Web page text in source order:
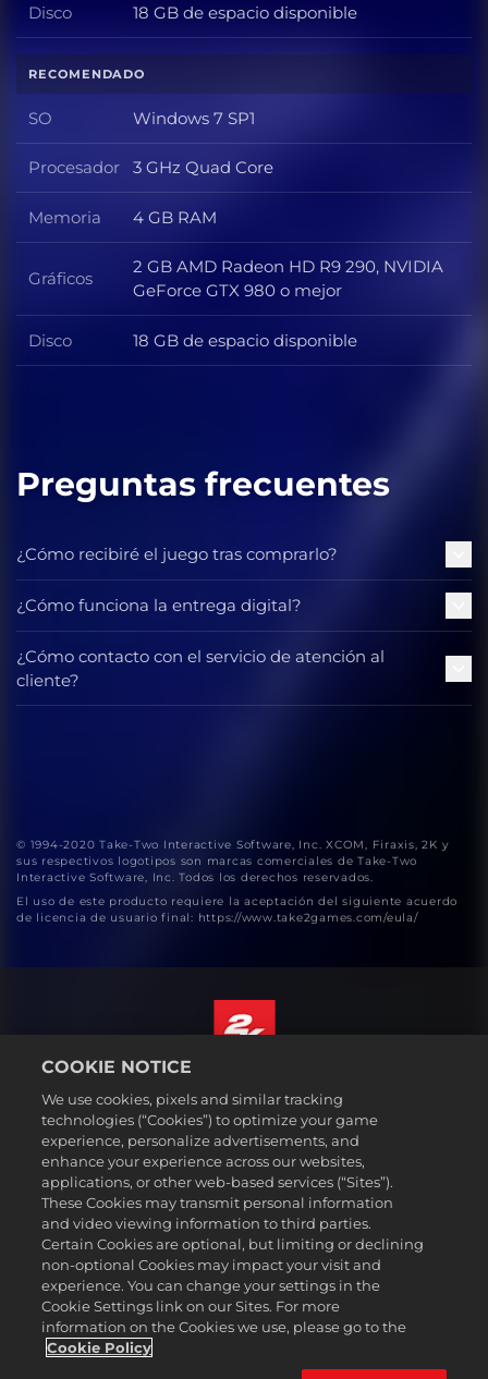
Disco Disco
18 GB de espacio disponible
RECOMENDADO
SO SO
Windows 7 SP1
Procesador Procesador
3 GHz Quad Core
Memoria Memoria
4 GB RAM
Gráficos Gráficos
2 GB AMD Radeon HD R9 290, NVIDIA
GeForce GTX 980 o mejor
Disco Disco
18 GB de espacio disponible
Preguntas frecuentes
¿Cómo recibiré el juego tras comprarlo?
¿Cómo funciona la entrega digital?
¿Cómo contacto con el servicio de atención al
cliente?
© 1994-2020 Take-Two Interactive Software, Inc. XCOM, Firaxis, 2K y
sus respectivos logotipos son marcas comerciales de Take-Two
Interactive Software, Inc. Todos los derechos reservados.
El uso de este producto requiere la aceptación del siguiente acuerdo
de licencia de usuario final: https://www.take2games.com/eula/
Aviso legal
Política de privacidad
Política de cookies
Atención al cliente
No vender ni compartir mis datos personales
Búsqueda de pedidos y reembolsos
Socios publicitarios de 2K Ad
©2016-2026 Take-Two Interactive Software Inc. 2K, Firaxis Games,
Civilization, and their respective logos are trademarks of Take-Two
Interactive Software, Inc. All rights reserved.
Todas las marcas comerciales son propiedad de sus respectivos
Español
COOKIE NOTICE
We use cookies, pixels and similar tracking
technologies (“Cookies”) to optimize your game
experience, personalize advertisements, and
enhance your experience across our websites,
applications, or other web-based services (“Sites”).
These Cookies may transmit personal information
and video viewing information to third parties.
Certain Cookies are optional, but limiting or declining
non-optional Cookies may impact your visit and
experience. You can change your settings in the
Cookie Settings link on our Sites. For more
information on the Cookies we use, please go to the
Cookie Policy